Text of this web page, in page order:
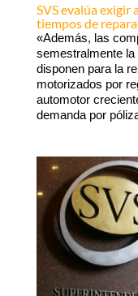
SVS evalúa exigir
tiempos de
«Además, las
semestralmente la
disponen para la
motorizados por
automotor
demanda por